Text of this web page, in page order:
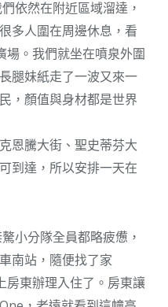
然在附近區域溜達，
多人圍在周邊休息，看
。我們就坐在噴泉外圍
腿妹紙走了一波又來一
，顏值與身材都是世界
恩騰大街、聖史蒂芬大
到達，所以安排一天在
分隊全員都略疲憊，
南站，隨便找了家
房東辦理入住了。房東讓